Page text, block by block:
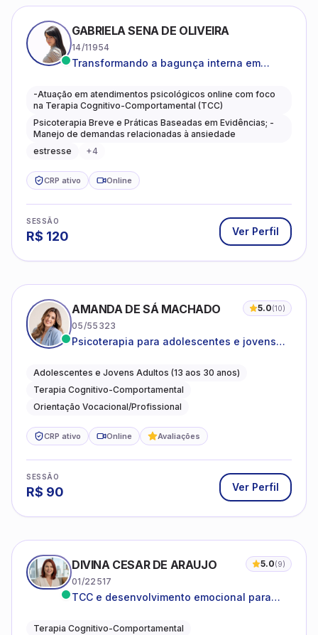
GABRIELA SENA DE OLIVEIRA
14/11954
Transformando a bagunça interna em
caminhos mais gentis para se viver.
-Atuação em atendimentos psicológicos online com foco
na Terapia Cognitivo-Comportamental (TCC)
Psicoterapia Breve e Práticas Baseadas em Evidências; -
Manejo de demandas relacionadas à ansiedade
estresse
+4
CRP ativo Online
SESSÃO
R$ 120 Ver Perfil
AMANDA DE SÁ MACHADO 5.0(10)
05/55323
Psicoterapia para adolescentes e jovens
autoestima, relações e orientação
profissional
Adolescentes e Jovens Adultos (13 aos 30 anos)
Terapia Cognitivo-Comportamental
Orientação Vocacional/Profissional
CRP ativo Online Avaliações
SESSÃO
R$ 90 Ver Perfil
DIVINA CESAR DE ARAUJO 5.0(9)
01/22517
TCC e desenvolvimento emocional para
Terapia Cognitivo-Comportamental